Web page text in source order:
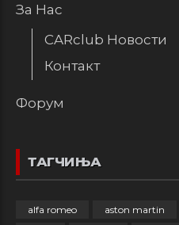
За Нас
CARclub Новости
Контакт
Форум
ТАГЧИЊА
alfa romeo aston martin